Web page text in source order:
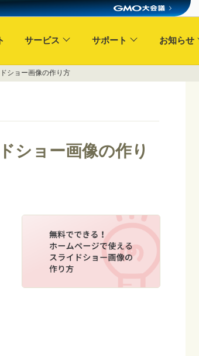
サービス サポート お知らせ
ショー画像の作り方
ショー画像の作り